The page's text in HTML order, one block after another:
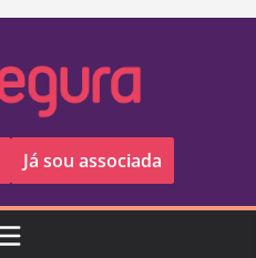
Já sou associada